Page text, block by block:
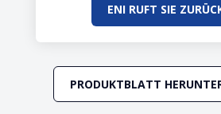
ENI RUFT SIE
PRODUKTBLATT